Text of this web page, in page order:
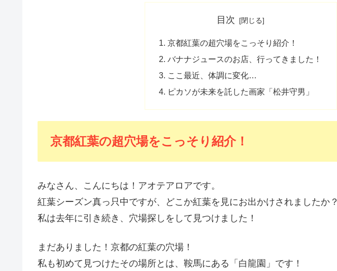
目次
京都紅葉の超穴場をこっそり紹介！
バナナジュースのお店、行ってきました！
ここ最近、体調に変化…
ピカソが未来を託した画家「松井守男」
京都紅葉の超穴場をこっそり紹介！
みなさん、こんにちは！アオテアロアです。
紅葉シーズン真っ只中ですが、どこか紅葉を見にお出かけされましたか？
私は去年に引き続き、穴場探しをして見つけました！
まだありました！京都の紅葉の穴場！
私も初めて見つけたその場所とは、鞍馬にある「白龍園」です！